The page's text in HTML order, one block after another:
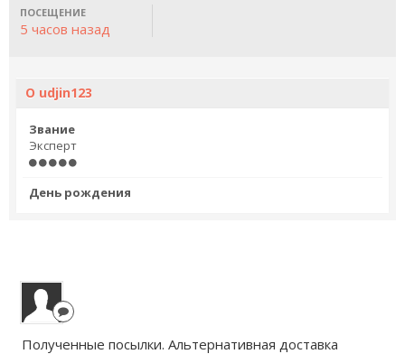
ПОСЕЩЕНИЕ
5 часов назад
О udjin123
Звание
Эксперт
День рождения
Полученные посылки. Альтернативная доставка